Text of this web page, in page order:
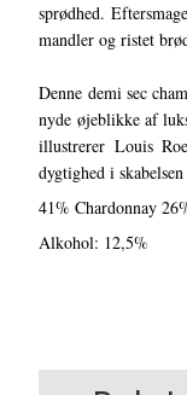
sprødhed.
mandler og ristet
Denne demi sec
nyde øjeblikke af
illustrerer Louis
dygtighed i
41% Chardonnay
Alkohol: 12,5%